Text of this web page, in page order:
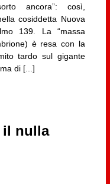
ancora”: così,
cosiddetta Nuova
139. La “massa
è resa con la
tardo sul gigante
di [...]
il nulla